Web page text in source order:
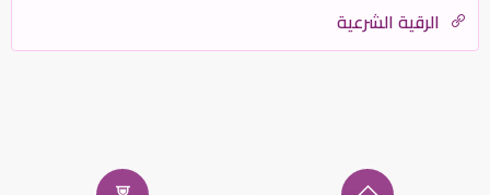
الرقية الشرعية